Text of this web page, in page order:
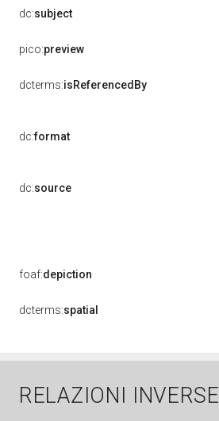
dc:subject
pico:preview
dcterms:isReferencedBy
dc:format
dc:source
foaf:depiction
dcterms:spatial
RELAZIONI INVERSE